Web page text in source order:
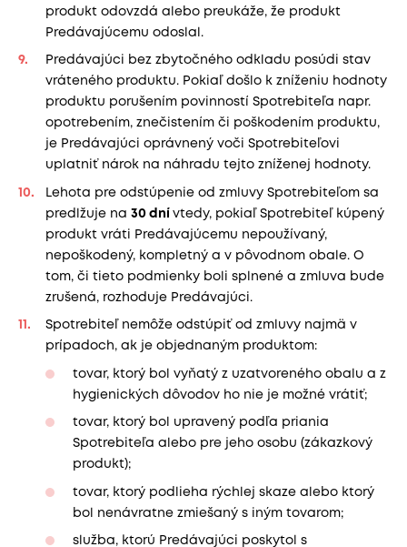
produkt odovzdá alebo preukáže, že produkt
Predávajúcemu odoslal.
Predávajúci bez zbytočného odkladu posúdi stav
vráteného produktu. Pokiaľ došlo k zníženiu hodnoty
produktu porušením povinností Spotrebiteľa napr.
opotrebením, znečistením či poškodením produktu,
je Predávajúci oprávnený voči Spotrebiteľovi
uplatniť nárok na náhradu tejto zníženej hodnoty.
Lehota pre odstúpenie od zmluvy Spotrebiteľom sa
predlžuje na 30 dní vtedy, pokiaľ Spotrebiteľ kúpený
produkt vráti Predávajúcemu nepoužívaný,
nepoškodený, kompletný a v pôvodnom obale. O
tom, či tieto podmienky boli splnené a zmluva bude
zrušená, rozhoduje Predávajúci.
Spotrebiteľ nemôže odstúpiť od zmluvy najmä v
prípadoch, ak je objednaným produktom:
tovar, ktorý bol vyňatý z uzatvoreného obalu a z
hygienických dôvodov ho nie je možné vrátiť;
tovar, ktorý bol upravený podľa priania
Spotrebiteľa alebo pre jeho osobu (zákazkový
produkt);
tovar, ktorý podlieha rýchlej skaze alebo ktorý
bol nenávratne zmiešaný s iným tovarom;
služba, ktorú Predávajúci poskytol s